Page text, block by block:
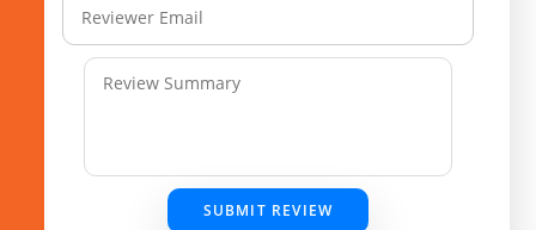
SUBMIT REVIEW